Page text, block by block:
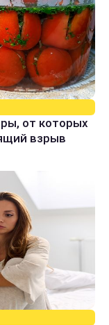
от которых
взрыв